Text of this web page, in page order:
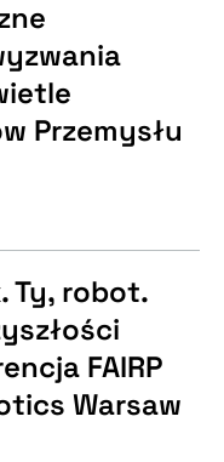
Przemysłu
Ty, robot.
FAIRP
Warsaw